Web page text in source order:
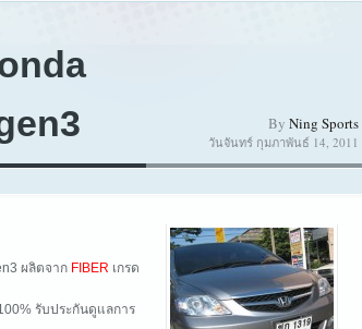
By Ning Sports
วันจันทร์ กุมภาพันธ์ 14, 2011
ผลิตจาก FIBER เกรด
รับประกันดูแลการ